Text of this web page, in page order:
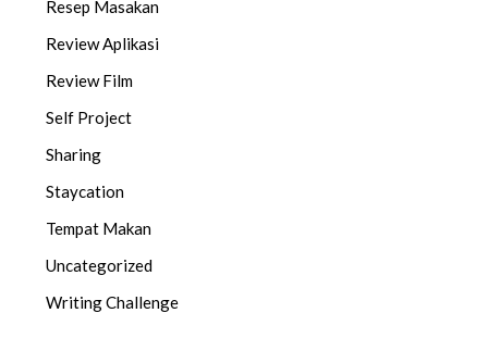
Resep Masakan
Review Aplikasi
Review Film
Self Project
Sharing
Staycation
Tempat Makan
Uncategorized
Writing Challenge